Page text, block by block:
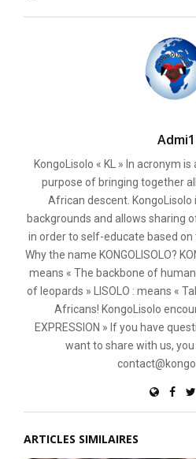
Admi1
KongoLisolo « KL » In acronym
purpose of bringing together
African descent. KongoLisolo
backgrounds and allows sharing
in order to self-educate based
Why the name KONGOLISOLO?
means « The backbone of
of leopards » LISOLO : means «
Africans! KongoLisolo
EXPRESSION » If you have
want to share with us,
ARTICLES SIMILAIRES